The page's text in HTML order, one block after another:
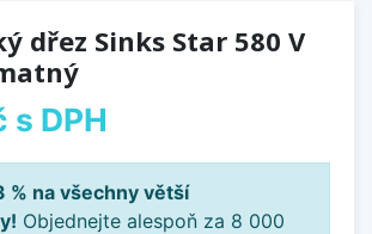
dřez Sinks Star 580 V
s DPH
% na všechny větší
Objednejte alespoň za 8 000